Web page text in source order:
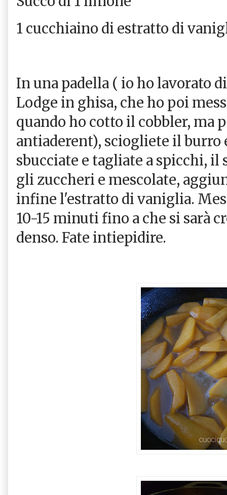
1 cucchiaino di estratto di
In una padella ( io ho lavorato
Lodge in ghisa, che ho poi
quando ho cotto il cobbler, ma
antiaderent), sciogliete il burro
sbucciate e tagliate a spicchi,
gli zuccheri e mescolate,
infine l'estratto di vaniglia.
10-15 minuti fino a che si sarà
denso. Fate intiepidire.